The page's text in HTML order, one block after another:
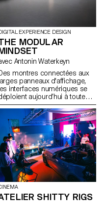
EXPERIENCE DESIGN
MODULAR
avec Antonin Waterkeyn
montres connectées aux
larges panneaux d'affichage,
les interfaces numériques se
aujourd’hui à toutes
échelles. Concevoir une
identité visuelle dans ce
contexte implique de penser
des systèmes capables de
s’adapter à des formats, des
usages et des rythmes
Ce workshop
d’explorer la création
modulaires et
animées pour un label musical
en s’appuyant sur le
design et la logique
À l’aide de Cavalry,
SHITTY RIGS